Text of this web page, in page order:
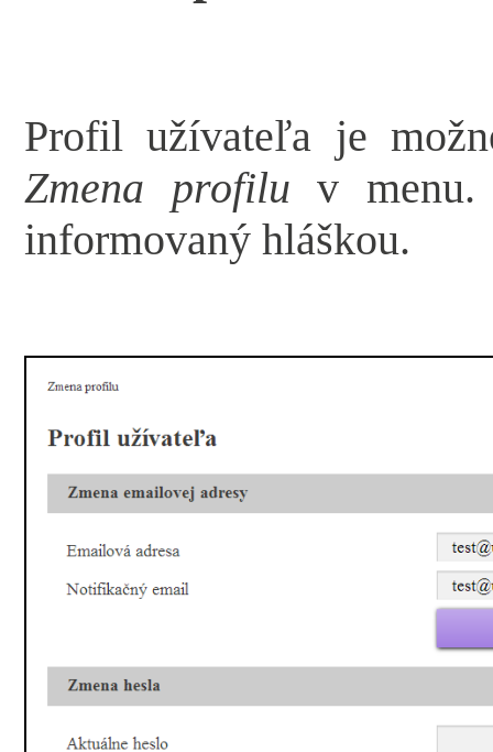
Profil užívateľa je
Zmena profilu v menu.
informovaný hláškou.